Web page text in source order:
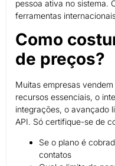
pessoa ativa no sistema.
ferramentas
Como
de preços?
Muitas empresas
recursos essenciais, o
integrações, o avançado
API. Só certifique-se de
Se o plano é
contatos